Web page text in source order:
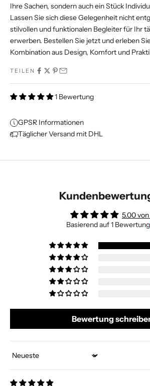
Ihre Sachen, sondern auch ein Stück
Lassen Sie sich diese Gelegenheit nicht
stilvollen und funktionalen Begleiter für Ihr
erwerben. Bestellen Sie jetzt und erleben
Kombination aus Design, Komfort und
TEILEN
1 Bewertung
GPSR Informationen
Täglicher Versand mit DHL
5.00
Basierend auf 1 Bewertung
Bewertung
Sort by